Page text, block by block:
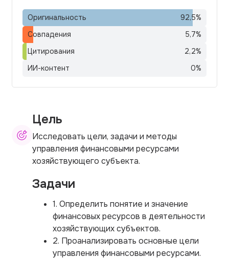
Оригинальность 92,5%
Совпадения
5,7%
Цитирования
2,2%
ИИ-контент
0%
Цель
Исследовать цели, задачи и методы
управления финансовыми ресурсами
хозяйствующего субъекта.
Задачи
1. Определить понятие и значение
финансовых ресурсов в деятельности
хозяйствующих субъектов.
2. Проанализировать основные цели
управления финансовыми ресурсами.